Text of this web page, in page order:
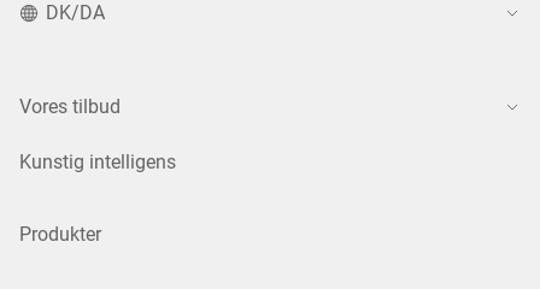
DK/DA
Vores tilbud
Kunstig intelligens
Produkter